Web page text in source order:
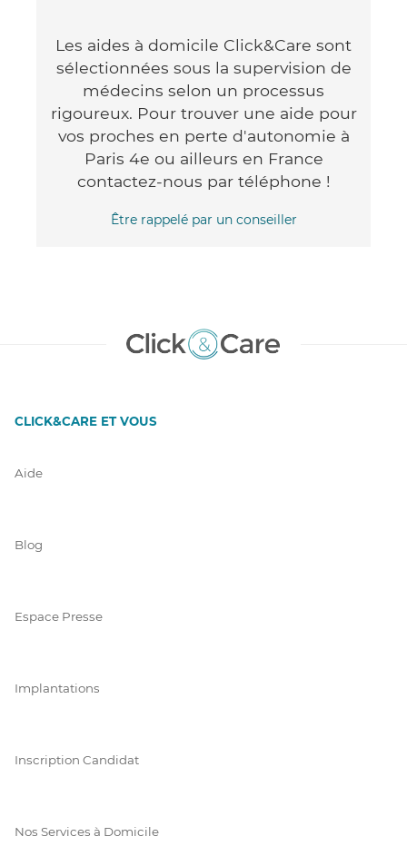
Les aides à domicile Click&Care sont
sélectionnées sous la supervision de
médecins selon un processus
rigoureux. Pour trouver une aide pour
vos proches en perte d'autonomie à
Paris 4e ou ailleurs en France
contactez-nous par téléphone !
Être rappelé par un conseiller
CLICK&CARE ET VOUS
Aide
Blog
Espace Presse
Implantations
Inscription Candidat
Nos Services à Domicile